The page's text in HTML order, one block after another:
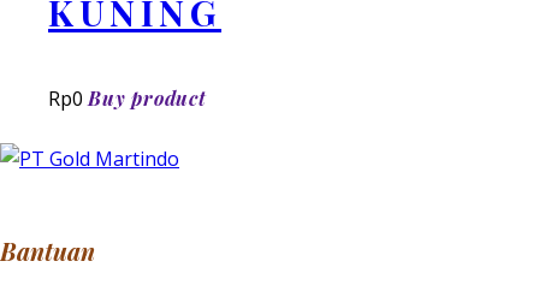
KUNING
Rp0 Buy product
Bantuan